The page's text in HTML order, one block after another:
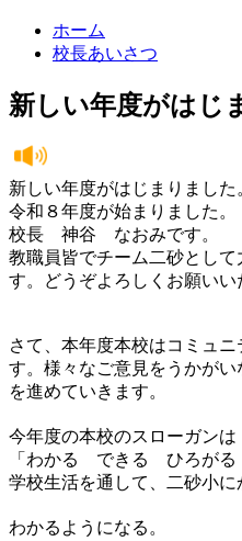
ホーム
校長あいさつ
新しい年度がはじ
新しい年度がはじまりました
令和８年度が始まりました。
校長 神谷 なおみです。
教職員皆でチーム二砂とし
す。どうぞよろしくお願いい
さて、本年度本校はコミュ
す。様々なご意見をうかが
を進めていきます。
今年度の本校のスローガンは
「わかる できる ひろがる
学校生活を通して、二砂小に
わかるようになる。